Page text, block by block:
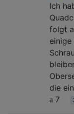
Ich
folgt
die
7